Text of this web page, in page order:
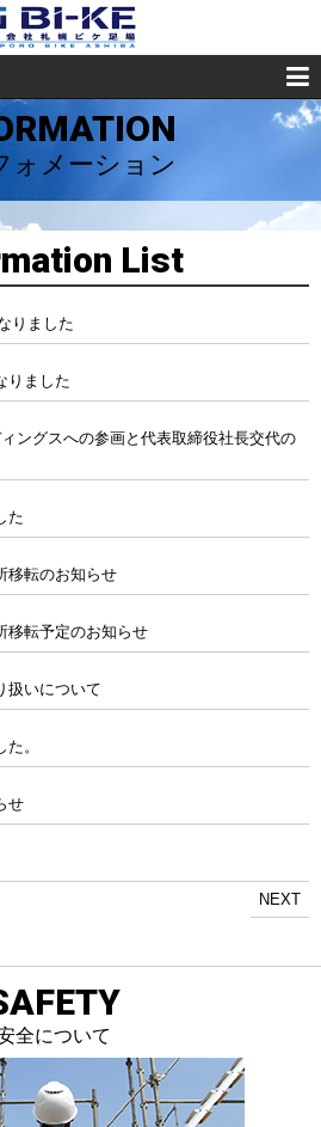
ォメーション
List
りました
りました
ングスへの参画と代表取締役社長交代の
た
移転のお知らせ
移転予定のお知らせ
扱いについて
。
せ
NEXT
全について